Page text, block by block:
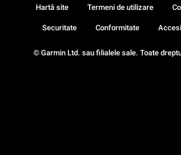
© Garmin Ltd. sau filialele sale. Toate
Hartă site Termeni de utilizare
Securitate Conformitate